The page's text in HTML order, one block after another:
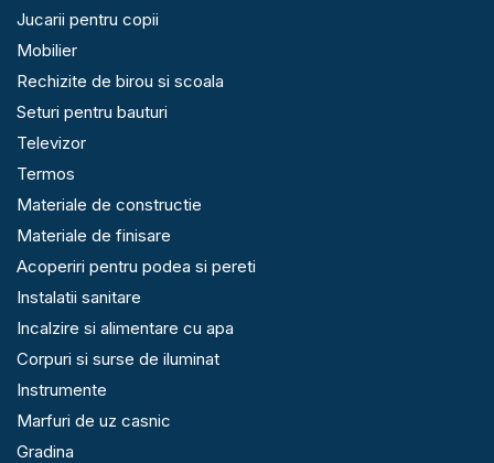
Jucarii pentru copii
Mobilier
Rechizite de birou si scoala
Seturi pentru bauturi
Televizor
Termos
Materiale de constructie
Materiale de finisare
Acoperiri pentru podea si pereti
Instalatii sanitare
Incalzire si alimentare cu apa
Corpuri si surse de iluminat
Instrumente
Marfuri de uz casnic
Gradina